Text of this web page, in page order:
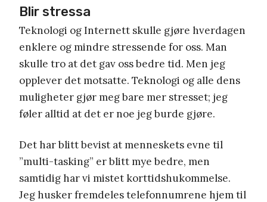
Blir stressa
Teknologi og Internett skulle gjøre hverdagen
enklere og mindre stressende for oss. Man
skulle tro at det gav oss bedre tid. Men jeg
opplever det motsatte. Teknologi og alle dens
muligheter gjør meg bare mer stresset; jeg
føler alltid at det er noe jeg burde gjøre.
Det har blitt bevist at menneskets evne til
”multi-tasking” er blitt mye bedre, men
samtidig har vi mistet korttidshukommelse.
Jeg husker fremdeles telefonnumrene hjem til